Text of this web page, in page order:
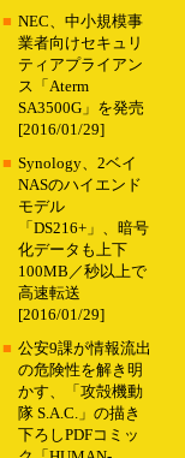
■ NEC、中小規模事
業者向けセキュリ
ティアプライアン
ス「Aterm
SA3500G」を発売
[2016/01/29]
■ Synology、2ベイ
NASのハイエンド
モデル
「DS216+」、暗号
化データも上下
100MB／秒以上で
高速転送
[2016/01/29]
■ 公安9課が情報流出
の危険性を解き明
かす、「攻殻機動
隊 S.A.C.」の描き
下ろしPDFコミッ